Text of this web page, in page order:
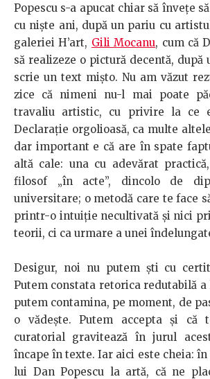
Popescu s-a apucat chiar să înveţe
cu nişte ani, după un pariu cu
galeriei H’art, Gili Mocanu, cum că
să realizeze o pictură decentă, după
scrie un text mişto. Nu am văzut
zice că nimeni nu-l mai poate
travaliu artistic, cu privire la ce
Declaraţie orgolioasă, ca multe
dar important e că are în spate
altă cale: una cu adevărat
filosof „în acte”, dincolo de
universitare; o metodă care te face
printr-o intuiţie necultivată şi nici
teorii, ci ca urmare a unei
Desigur, noi nu putem şti cu
Putem constata retorica redutabilă a
putem contamina, pe moment, de
o vădeşte. Putem accepta şi că
curatorial gravitează în jurul
încape în texte. Iar aici este cheia:
lui Dan Popescu la artă, că ne